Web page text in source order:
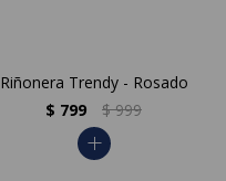
Riñonera Trendy - Rosado
$ 799 $ 999
add